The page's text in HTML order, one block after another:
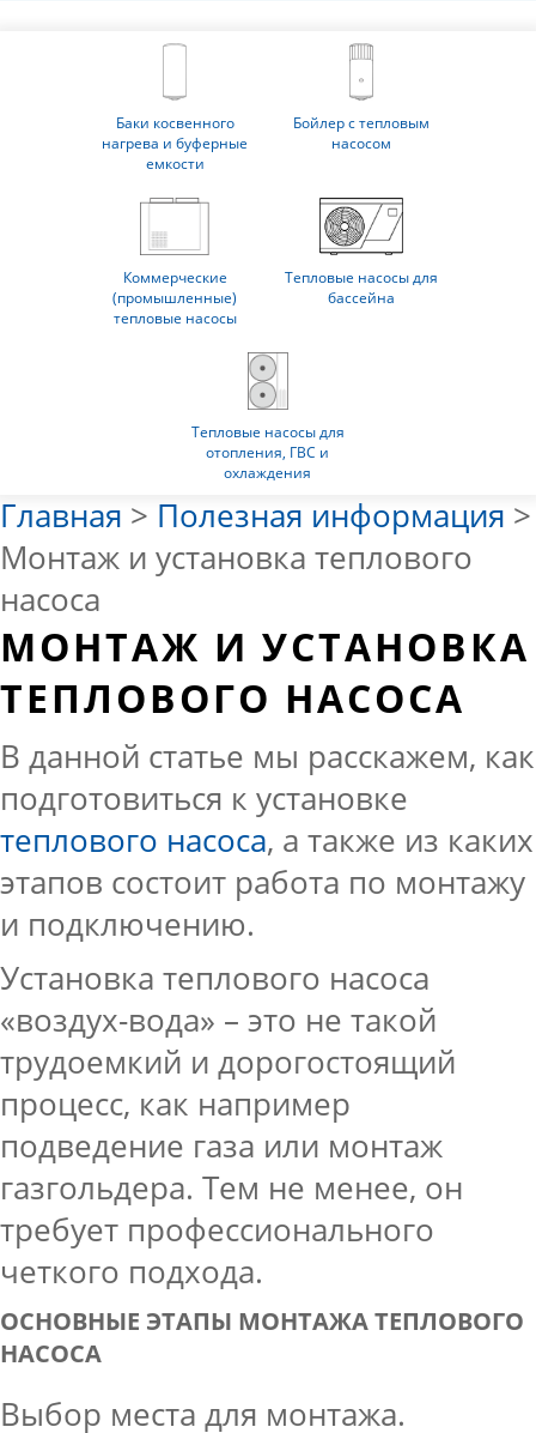
Баки косвенного
нагрева и буферные
емкости
Бойлер с тепловым
насосом
Коммерческие
(промышленные)
тепловые насосы
Тепловые насосы для
бассейна
Тепловые насосы для
отопления, ГВС и
охлаждения
Главная > Полезная информация >
Монтаж и установка теплового
насоса
МОНТАЖ И УСТАНОВКА
ТЕПЛОВОГО НАСОСА
В данной статье мы расскажем, как
подготовиться к установке
теплового насоса, а также из каких
этапов состоит работа по монтажу
и подключению.
Установка теплового насоса
«воздух-вода» – это не такой
трудоемкий и дорогостоящий
процесс, как например
подведение газа или монтаж
газгольдера. Тем не менее, он
требует профессионального
четкого подхода.
ОСНОВНЫЕ ЭТАПЫ МОНТАЖА ТЕПЛОВОГО
НАСОСА
Выбор места для монтажа.